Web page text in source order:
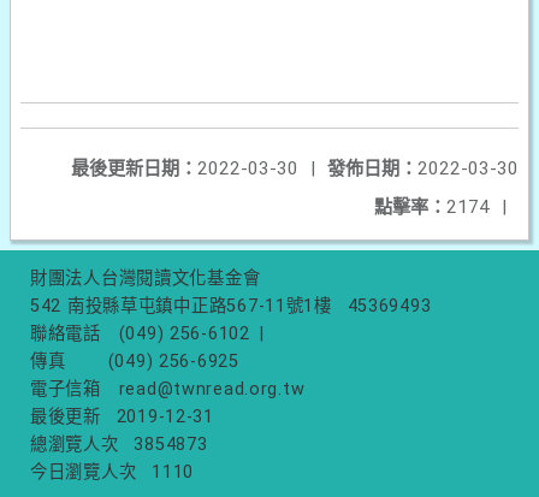
發佈日期： 2022-03-30
最後更新日期： 2022-03-30
點擊率： 2174
財團法人台灣閱讀文化基金會
542 南投縣草屯鎮中正路567-11號1樓
45369493
聯絡電話
(049) 256-6102
傳真
(049) 256-6925
電子信箱
read@twnread.org.tw
最後更新
2019-12-31
總瀏覽人次
3854873
今日瀏覽人次
1110